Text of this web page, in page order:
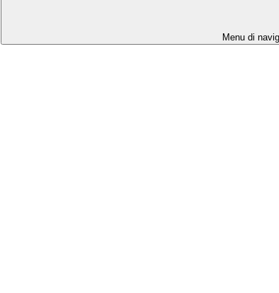
Menu di